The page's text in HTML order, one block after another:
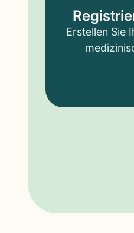
Erstellen Sie